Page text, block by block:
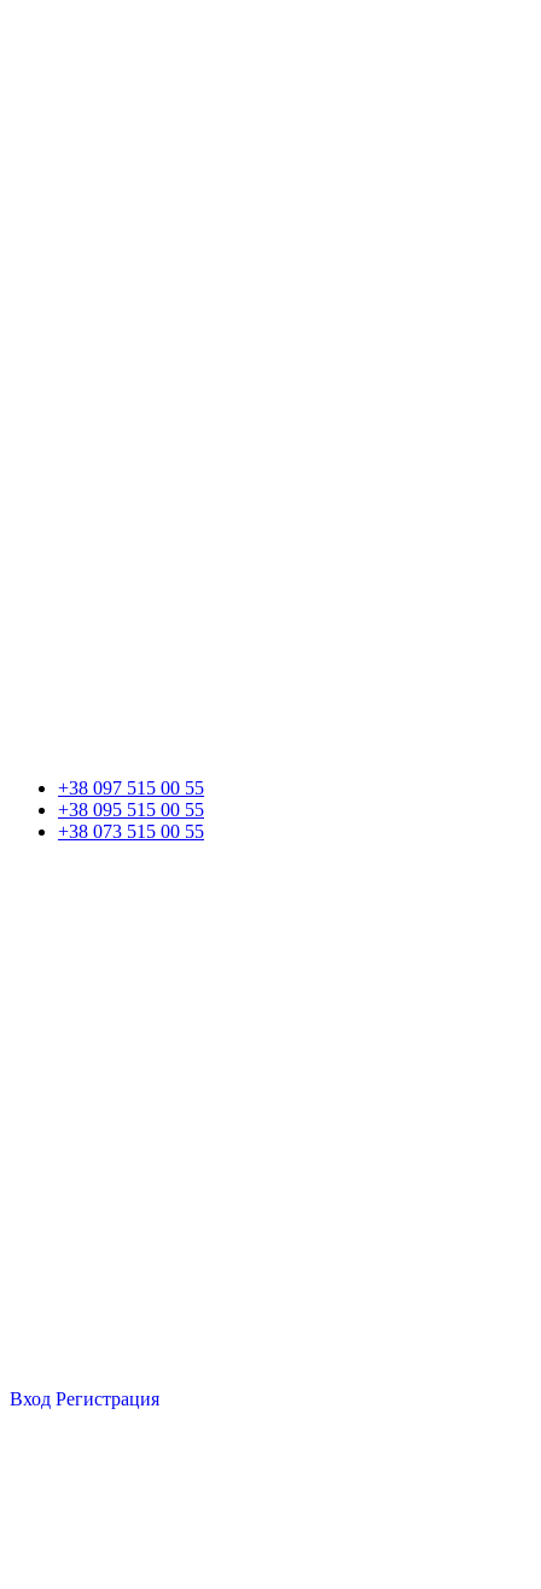
+38 097 515 00 55
+38 095 515 00 55
+38 073 515 00 55
Вход Регистрация